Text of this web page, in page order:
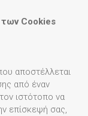
των Cookies
αποστέλλεται
από έναν
ιστότοπο να
επίσκεψή σας,